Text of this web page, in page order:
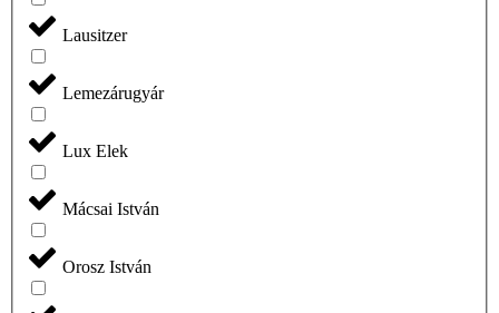
Lausitzer
Lemezárugyár
Lux Elek
Mácsai István
Orosz István